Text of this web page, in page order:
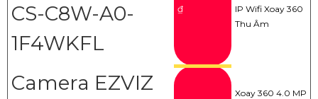
CS-C8W-A0-
1F4WKFL
₫
IP Wifi Xoay 360
Thu Âm
Camera EZVIZ
Xoay 360 4.0 MP